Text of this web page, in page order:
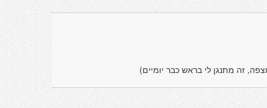
זה מתנגן לי בראש כבר יומיים)